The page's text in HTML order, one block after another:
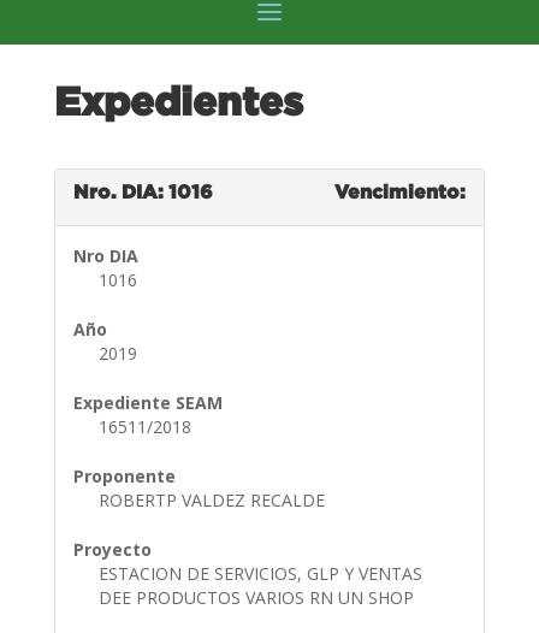
Expedientes
Nro. DIA: 1016 Vencimiento:
Nro DIA
1016
Año
2019
Expediente SEAM
16511/2018
Proponente
ROBERTP VALDEZ RECALDE
Proyecto
ESTACION DE SERVICIOS, GLP Y VENTAS
DEE PRODUCTOS VARIOS RN UN SHOP